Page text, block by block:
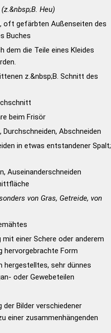
(z.&nbsp;B. Heu)
oft gefärbten Außenseiten des
Buches
dem die Teile eines Kleides
z.&nbsp;B. Schnitt des
beim Frisör
Durchschneiden, Abschneiden
in etwas entstandener Spalt;
Auseinanderschneiden
von Gras, Getreide, von
mit einer Schere oder anderem
hervorgebrachte Form
hergestelltes, sehr dünnes
oder Gewebeteilen
der Bilder verschiedener
einer zusammenhängenden